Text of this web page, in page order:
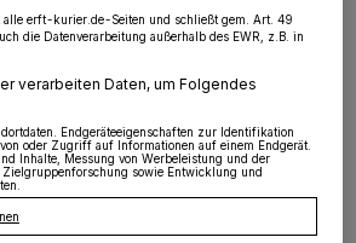
Zahl der neu eingetragenen
im vergangenen
zwar um 4,4 Prozent
alle erft-kurier.de-Seiten und schließt gem. Art. 49
die Datenverarbeitung außerhalb des EWR, z.B. in
verarbeiten Daten, um Folgendes
Endgeräteeigenschaften zur Identifikation
oder Zugriff auf Informationen auf einem Endgerät.
Inhalte, Messung von Werbeleistung und der
Zielgruppenforschung sowie Entwicklung und